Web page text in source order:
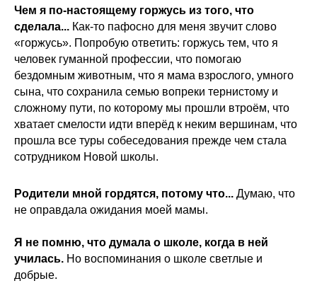
Чем я по-настоящему горжусь из того, что
сделала... Как-то пафосно для меня звучит слово
«горжусь». Попробую ответить: горжусь тем, что я
человек гуманной профессии, что помогаю
бездомным животным, что я мама взрослого, умного
сына, что сохранила семью вопреки тернистому и
сложному пути, по которому мы прошли втроём, что
хватает смелости идти вперёд к неким вершинам, что
прошла все туры собеседования прежде чем стала
сотрудником Новой школы.
Родители мной гордятся, потому что... Думаю, что
не оправдала ожидания моей мамы.
Я не помню, что думала о школе, когда в ней
училась. Но воспоминания о школе светлые и
добрые.